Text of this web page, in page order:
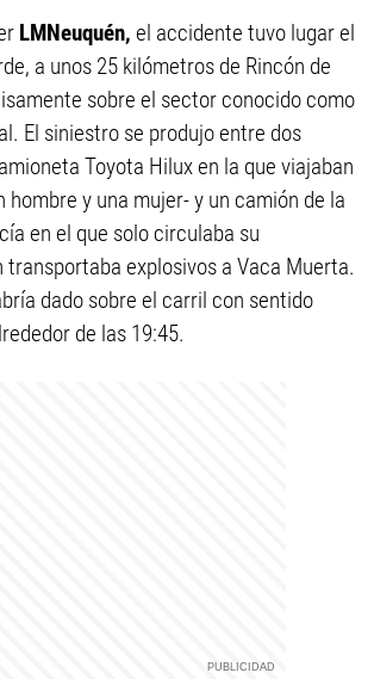
LMNeuquén, el accidente tuvo lugar el
a unos 25 kilómetros de Rincón de
sobre el sector conocido como
El siniestro se produjo entre dos
Toyota Hilux en la que viajaban
hombre y una mujer- y un camión de la
en el que solo circulaba su
transportaba explosivos a Vaca Muerta.
dado sobre el carril con sentido
de las 19:45.